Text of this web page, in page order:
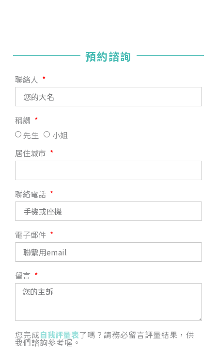
預約諮詢
聯絡人
稱謂
先生
小姐
居住城市
聯絡電話
電子郵件
留言
您完成自我評量表了嗎？請務必留言評量結果，供
我們諮詢參考喔。